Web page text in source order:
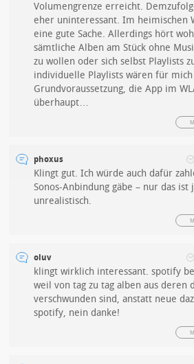
Volumengrenze erreicht.
eher uninteressant. Im heimischen
eine gute Sache. Allerdings hört
sämtliche Alben am Stück ohne
zu wollen oder sich selbst Playlists
individuelle Playlists wären für mich
Grundvoraussetzung, die App im
überhaupt…
phoxus
Klingt gut. Ich würde auch dafür
Sonos-Anbindung gäbe – nur das
unrealistisch.
oluv
klingt wirklich interessant. spotify
weil von tag zu tag alben aus deren
verschwunden sind, anstatt neue
spotify, nein danke!